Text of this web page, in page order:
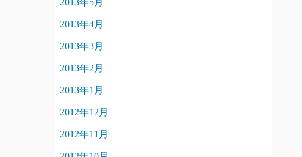
2013年5月
2013年4月
2013年3月
2013年2月
2013年1月
2012年12月
2012年11月